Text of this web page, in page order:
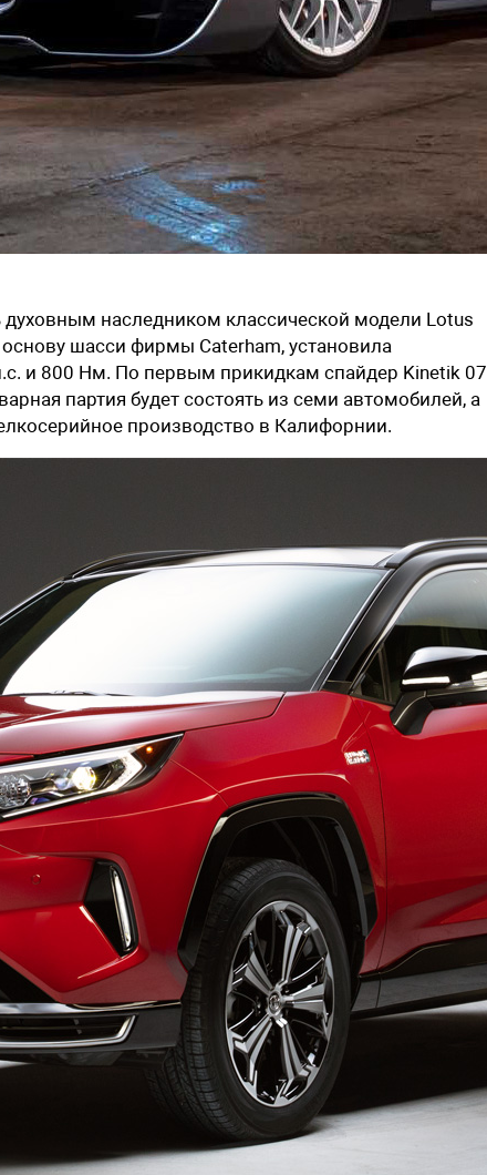
духовным наследником классической модели Lotus
шасси фирмы Caterham, установила
и 800 Нм. По первым прикидкам спайдер Kinetik 07
партия будет состоять из семи автомобилей, а
производство в Калифорнии.